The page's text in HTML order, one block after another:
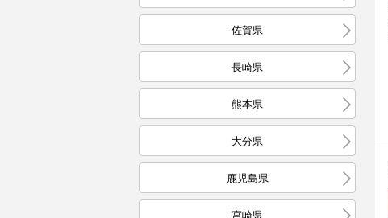
佐賀県
長崎県
熊本県
大分県
鹿児島県
宮崎県